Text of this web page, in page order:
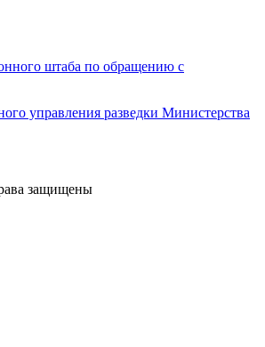
штаба по обращению с
управления разведки Министерства
защищены